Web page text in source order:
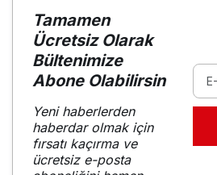
Tamamen
Ücretsiz Olarak
Bültenimize
Abone Olabilirsin
Yeni haberlerden
haberdar olmak için
fırsatı kaçırma ve
ücretsiz e-posta